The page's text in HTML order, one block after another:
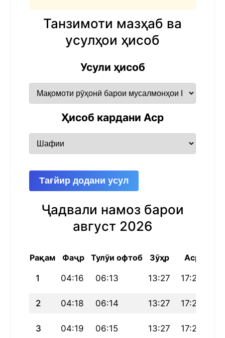
Танзимоти мазҳаб ва
усулҳои ҳисоб
Усули ҳисоб
Ҳисоб кардани Аср
Тағйир додани усул
Ҷадвали намоз барои
август 2026
Рақам Фаҷр Тулӯи офтоб Зӯҳр Аср
1 04:16 06:13 13:27 17:25
2 04:18 06:14 13:27 17:24
3 04:19 06:15 13:27 17:24